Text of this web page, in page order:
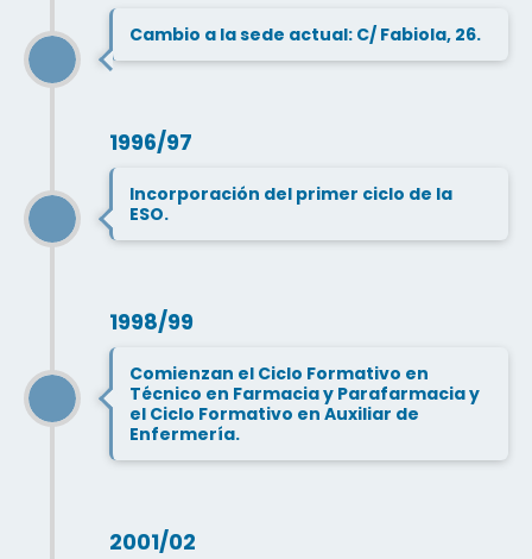
Cambio a la sede actual: C/ Fabiola, 26.
1996/97
Incorporación del primer ciclo de la
ESO.
1998/99
Comienzan el Ciclo Formativo en
Técnico en Farmacia y Parafarmacia y
el Ciclo Formativo en Auxiliar de
Enfermería.
2001/02